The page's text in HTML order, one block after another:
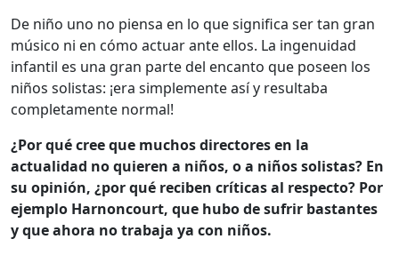
De niño uno no piensa en lo que significa ser tan gran
músico ni en cómo actuar ante ellos. La ingenuidad
infantil es una gran parte del encanto que poseen los
niños solistas: ¡era simplemente así y resultaba
completamente normal!
¿Por qué cree que muchos directores en la
actualidad no quieren a niños, o a niños solistas? En
su opinión, ¿por qué reciben críticas al respecto? Por
ejemplo Harnoncourt, que hubo de sufrir bastantes
y que ahora no trabaja ya con niños.